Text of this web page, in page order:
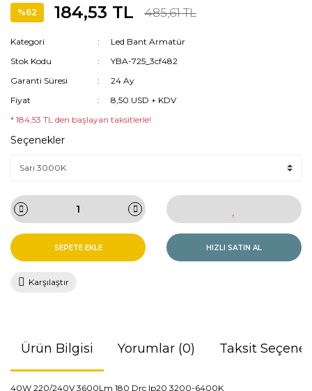
%62 184,53 TL 485,61 TL
Kategori
Led Bant Armatür
Stok Kodu
YBA-725_3cf482
Garanti Süresi
24 Ay
Fiyat
8,50 USD + KDV
* 184,53 TL den başlayan taksitlerle!
Seçenekler
SEPETE EKLE HIZLI SATIN AL
Karşılaştır
Ürün Bilgisi Yorumlar (0) Taksit
40W 220/240V 3600Lm 180 Drc Ip20 3200-6400K